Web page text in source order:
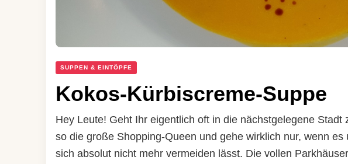
SUPPEN & EINTÖPFE
Kokos-Kürbiscreme-Suppe
Hey Leute! Geht Ihr eigentlich oft in die nächstgelegene
so die große Shopping-Queen und gehe wirklich nur, wenn
sich absolut nicht mehr vermeiden lässt. Die vollen